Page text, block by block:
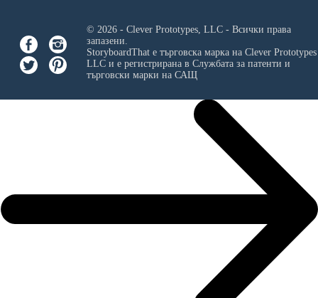
© 2026 - Clever Prototypes, LLC - Всички права
запазени.
StoryboardThat е търговска марка на Clever
LLCи е регистрирана в Службата за патенти и
търговски марки на САЩ